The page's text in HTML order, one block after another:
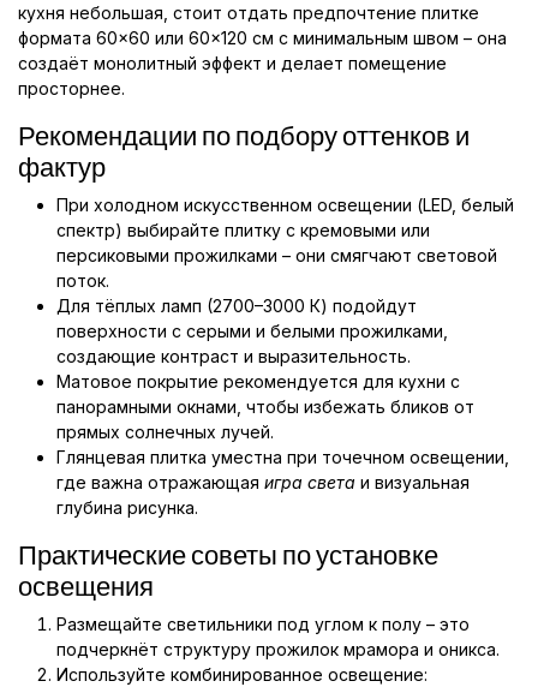
кухня небольшая, стоит отдать предпочтение плитке
формата 60×60 или 60×120 см с минимальным швом – она
создаёт монолитный эффект и делает помещение
просторнее.
Рекомендации по подбору оттенков и
фактур
При холодном искусственном освещении (LED, белый
спектр) выбирайте плитку с кремовыми или
персиковыми прожилками – они смягчают световой
поток.
Для тёплых ламп (2700–3000 К) подойдут
поверхности с серыми и белыми прожилками,
создающие контраст и выразительность.
Матовое покрытие рекомендуется для кухни с
панорамными окнами, чтобы избежать бликов от
прямых солнечных лучей.
Глянцевая плитка уместна при точечном освещении,
где важна отражающая игра света и визуальная
глубина рисунка.
Практические советы по установке
освещения
Размещайте светильники под углом к полу – это
подчеркнёт структуру прожилок мрамора и оникса.
Используйте комбинированное освещение: